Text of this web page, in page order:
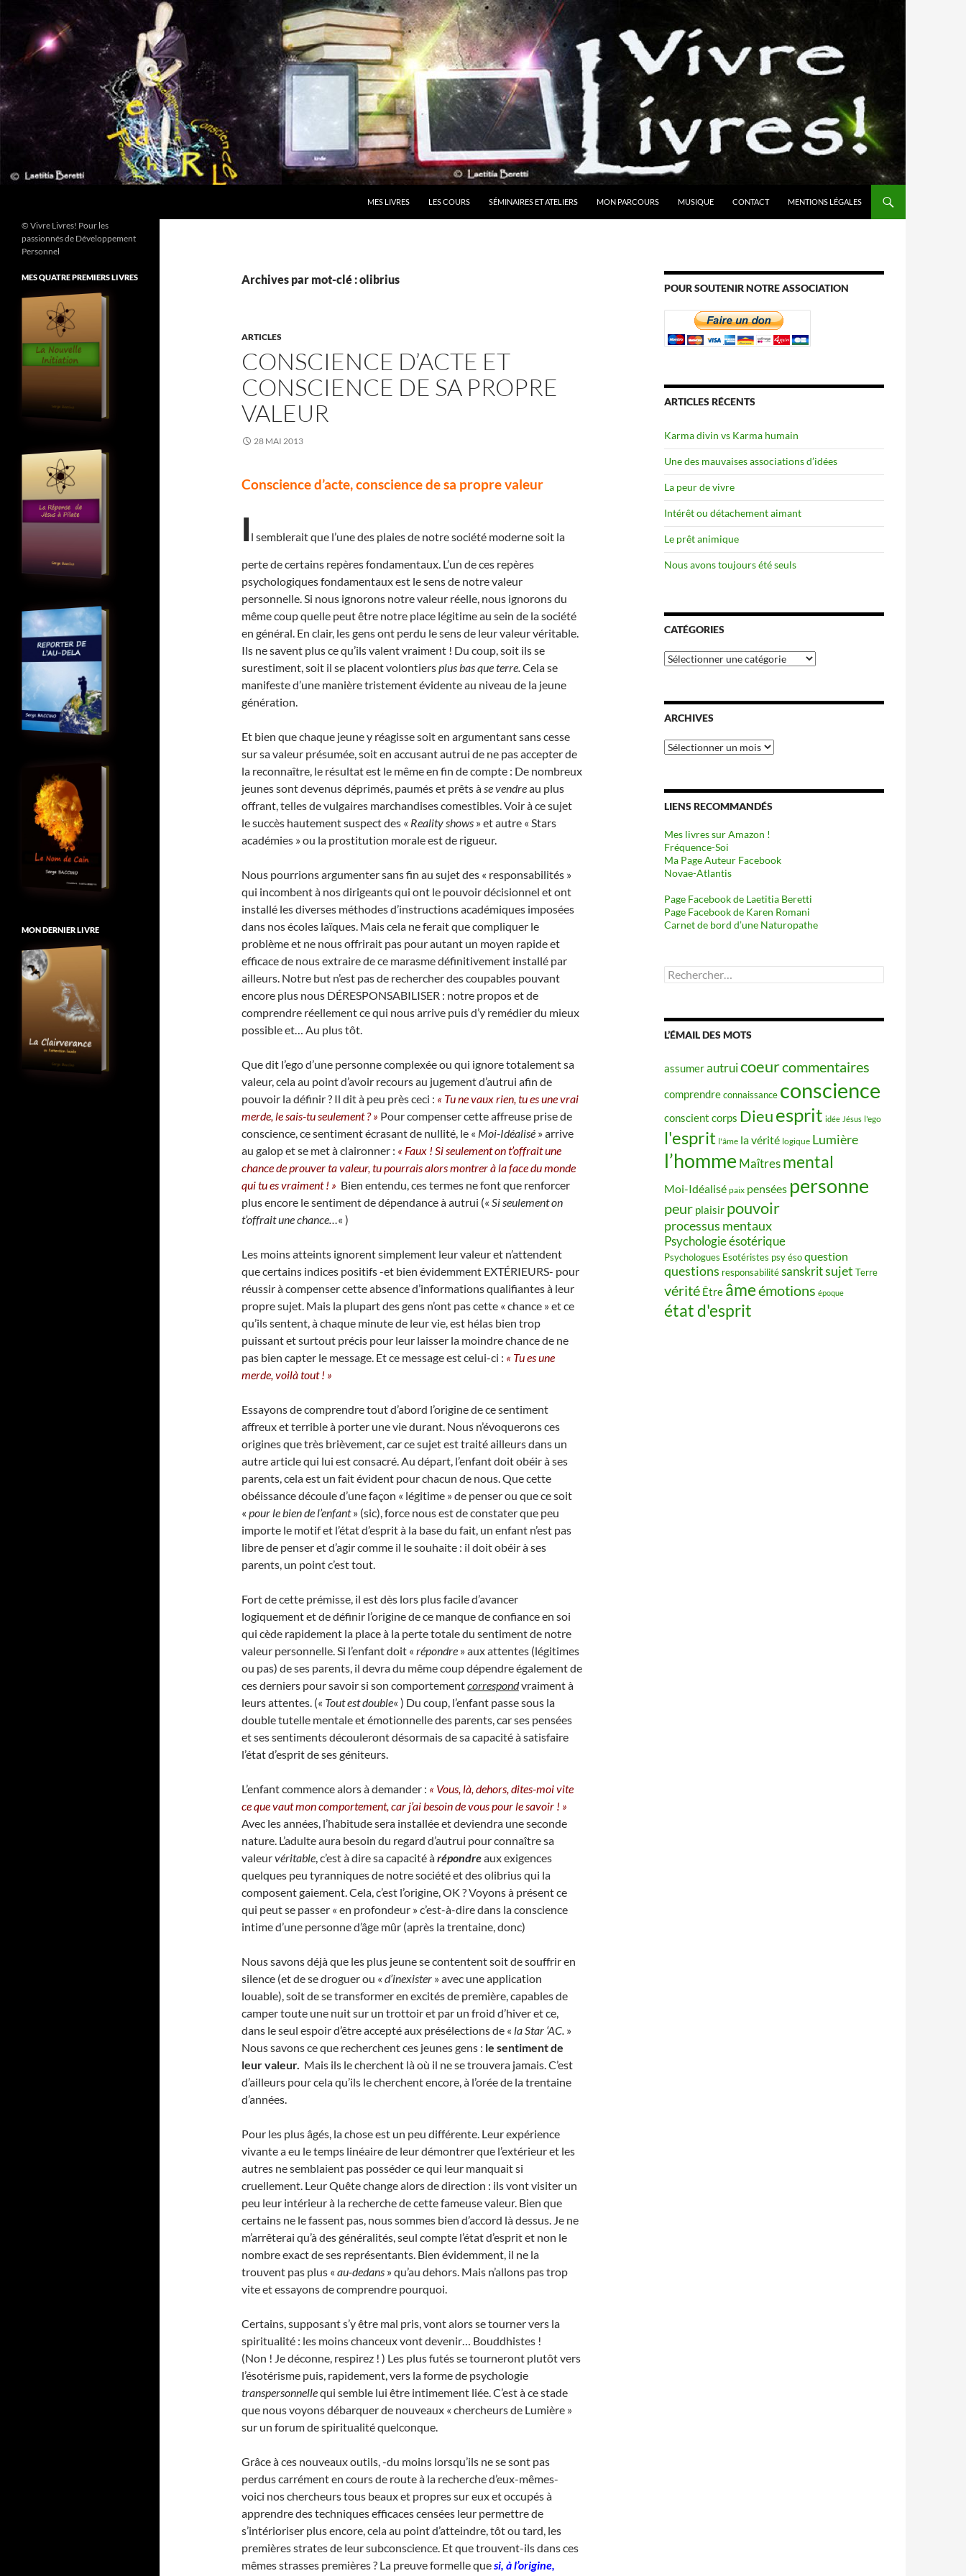
contenu
MES LIVRES LES COURS SÉMINAIRES ET ATELIERS MON PARCOURS MUSIQUE CONTACT MENTIONS LÉGALES
Archives par mot-clé : olibrius
ARTICLES
CONSCIENCE D’ACTE ET
CONSCIENCE DE SA PROPRE
VALEUR
28 MAI 2013
Conscience d’acte, conscience de sa propre valeur
Il semblerait que l’une des plaies de notre société moderne soit la
perte de certains repères fondamentaux. L’un de ces repères
psychologiques fondamentaux est le sens de notre valeur
personnelle. Si nous ignorons notre valeur réelle, nous ignorons du
même coup quelle peut être notre place légitime au sein de la société
en général. En clair, les gens ont perdu le sens de leur valeur véritable.
Ils ne savent plus ce qu’ils valent vraiment ! Du coup, soit ils se
surestiment, soit il se placent volontiersplus bas que terre.Cela se
manifeste d’une manière tristement évidente au niveau de la jeune
génération.
Et bien que chaque jeune y réagisse soit en argumentant sans cesse
sur sa valeur présumée, soit en accusant autrui de ne pas accepter de
la reconnaître, le résultat est le même en fin de compte : De nombreux
jeunes sont devenus déprimés, paumés et prêts àse vendreau plus
offrant, telles de vulgaires marchandises comestibles. Voir à ce sujet
le succès hautement suspect des « Reality shows » et autre « Stars
académies » ou la prostitution morale est de rigueur.
Nous pourrions argumenter sans fin au sujet des « responsabilités »
qui incombent à nos dirigeants qui ont le pouvoir décisionnel et ont
installé les diverses méthodes d’instructions académiques imposées
dans nos écoles laïques. Mais cela ne ferait que compliquer le
problème et ne nous offrirait pas pour autant un moyen rapide et
efficace de nous extraire de ce marasme définitivement installé par
ailleurs. Notre but n’est pas de rechercher des coupables pouvant
encore plus nous DÉRESPONSABILISER : notre propos et de
comprendre réellement ce qui nous arrive puis d’y remédier du mieux
possible et… Au plus tôt.
Que dit l’ego d’une personne complexée ou qui ignore totalement sa
valeur, cela au point d’avoir recours au jugement d’autrui afin de
pouvoir la définir ? Il dit à peu près ceci : « Tu ne vaux rien, tu es une vrai
merde, le sais-tu seulement ? » Pour compenser cette affreuse prise de
conscience, ce sentiment écrasant de nullité, le « Moi-Idéalisé » arrive
au galop et se met à claironner : « Faux ! Si seulement on t’offrait une
chance de prouver ta valeur, tu pourrais alors montrer à la face du monde
qui tu es vraiment ! » Bien entendu, ces termes ne font que renforcer
plus encore le sentiment de dépendance à autrui (« Si seulement on
t’offrait une chance…« )
Les moins atteints ignorent simplement leur valeur et n’attendent
que certains indices positifs -et bien évidemment EXTÉRIEURS- pour
réussir à compenser cette absence d’informations qualifiantes à leur
propre sujet. Mais la plupart des gens n’ont pas cette « chance » et ce
qu’ils sentent, à chaque minute de leur vie, est hélas bien trop
puissant et surtout précis pour leur laisser la moindre chance de ne
pas bien capter le message. Et ce message est celui-ci : « Tu es une
merde, voilà tout ! »
Essayons de comprendre tout d’abord l’origine de ce sentiment
affreux et terrible à porter une vie durant. Nous n’évoquerons ces
origines que très brièvement, car ce sujet est traité ailleurs dans un
autre article qui lui est consacré. Au départ, l’enfant doit obéir à ses
parents, cela est un fait évident pour chacun de nous. Que cette
obéissance découle d’une façon « légitime » de penser ou que ce soit
« pour le bien de l’enfant» (sic), force nous est de constater que peu
importe le motif et l’état d’esprit à la base du fait, un enfant n’est pas
libre de penser et d’agir comme il le souhaite : il doit obéir à ses
parents, un point c’est tout.
Fort de cette prémisse, il est dès lors plus facile d’avancer
logiquement et de définir l’origine de ce manque de confiance en soi
qui cède rapidement la place à la perte totale du sentiment de notre
valeur personnelle. Si l’enfant doit « répondre » aux attentes (légitimes
ou pas) de ses parents, il devra du même coup dépendre également de
ces derniers pour savoir si son comportementcorrespondvraiment à
leurs attentes. (« Tout est double« ) Du coup, l’enfant passe sous la
double tutelle mentale et émotionnelle des parents, car ses pensées
et ses sentiments découleront désormais de sa capacité à satisfaire
l’état d’esprit de ses géniteurs.
L’enfant commence alors à demander : « Vous, là, dehors, dites-moi vite
ce que vaut mon comportement, car j’ai besoin de vous pour le savoir ! »
Avec les années, l’habitude sera installée et deviendra une seconde
nature. L’adulte aura besoin du regard d’autrui pour connaître sa
valeurvéritable, c’est à dire sa capacité àrépondreaux exigences
quelques peu tyranniques de notre société et des olibrius qui la
composent gaiement. Cela, c’est l’origine, OK ? Voyons à présent ce
qui peut se passer « en profondeur » c’est-à-dire dans la conscience
intime d’une personne d’âge mûr (après la trentaine, donc)
Nous savons déjà que les plus jeune se contentent soit de souffrir en
silence (et de se droguer ou « d’inexister » avec une application
louable), soit de se transformer en excités de première, capables de
camper toute une nuit sur un trottoir et par un froid d’hiver et ce,
dans le seul espoir d’être accepté aux présélections de « la Star ‘AC. »
Nous savons ce que recherchent ces jeunes gens : le sentiment de
leur valeur. Mais ils le cherchent là où il ne se trouvera jamais. C’est
d’ailleurs pour cela qu’ils le cherchent encore, à l’orée de la trentaine
d’années.
Pour les plus âgés, la chose est un peu différente. Leur expérience
vivante a eu le temps linéaire de leur démontrer que l’extérieur et les
autres ne semblaient pas posséder ce qui leur manquait si
cruellement. Leur Quête change alors de direction : ils vont visiter un
peu leur intérieur à la recherche de cette fameuse valeur. Bien que
certains ne le fassent pas, nous sommes bien d’accord là dessus. Je ne
m’arrêterai qu’à des généralités, seul compte l’état d’esprit et non le
nombre exact de ses représentants. Bien évidemment, il ne la
trouvent pas plus « au-dedans » qu’au dehors. Mais n’allons pas trop
vite et essayons de comprendre pourquoi.
Certains, supposant s’y être mal pris, vont alors se tourner vers la
spiritualité : les moins chanceux vont devenir… Bouddhistes !
(Non ! Je déconne, respirez ! ) Les plus futés se tourneront plutôt vers
l’ésotérisme puis, rapidement, vers la forme de psychologie
transpersonnellequi semble lui être intimement liée. C’est à ce stade
que nous voyons débarquer de nouveaux « chercheurs de Lumière »
sur un forum de spiritualité quelconque.
Grâce à ces nouveaux outils, -du moins lorsqu’ils ne se sont pas
perdus carrément en cours de route à la recherche d’eux-mêmes-
voici nos chercheurs tous beaux et propres sur eux et occupés à
apprendre des techniques efficaces censées leur permettre de
s’intérioriser plus encore, cela au point d’atteindre, tôt ou tard, les
premières strates de leur subconscience. Et que trouvent-ils dans ces
mêmes strasses premières ? La preuve formelle quesi, à l’origine,
POUR SOUTENIR NOTRE ASSOCIATION
ARTICLES RÉCENTS
Karma divin vs Karma humain
Une des mauvaises associations d’idées
La peur de vivre
Intérêt ou détachement aimant
Le prêt animique
Nous avons toujours été seuls
CATÉGORIES
Catégories
ARCHIVES
Archives
LIENS RECOMMANDÉS
Mes livres sur Amazon !
Fréquence-Soi
Ma Page Auteur Facebook
Novae-Atlantis
Page Facebook de Laetitia Beretti
Page Facebook de Karen Romani
Carnet de bord d’une Naturopathe
Rechercher :
L’ÉMAIL DES MOTS
assumerautruicoeurcommentaires
comprendreconnaissance conscience
conscient corps Dieuesprit idée Jésus l'ego
l'esprit l'âme la vérité logique Lumière
l’homme Maîtres mental
Moi-Idéalisé paix pensées personne
peur plaisir pouvoir
processus mentaux
Psychologie ésotérique
Psychologues Esotéristes psy ésoquestion
questions responsabilitésanskritsujet Terre
vérité Être âmeémotions époque
état d'esprit
© Vivre Livres! Pour les
passionnés de Développement
Personnel
MES QUATRE PREMIERS LIVRES
MON DERNIER LIVRE